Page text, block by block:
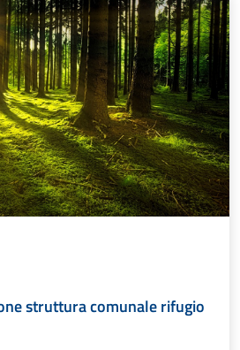
struttura comunale rifugio